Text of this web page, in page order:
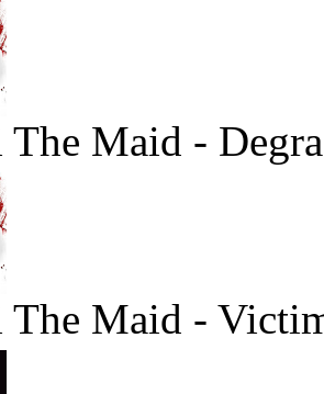
Maid -
The Maid -